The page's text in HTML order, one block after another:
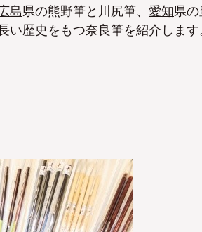
島県の熊野筆と川尻筆、 愛知県
い歴史をもつ奈良筆を紹介しま